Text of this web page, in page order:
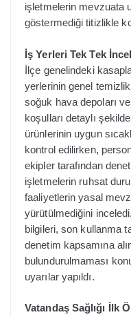
işletmelerin mevzuata
göstermediği titizlikle
İş Yerleri Tek Tek
İlçe genelindeki
yerlerinin genel
soğuk hava depoları
koşulları detaylı
ürünlerinin uygun
kontrol edilirken,
ekipler tarafından
işletmelerin ruhsat
faaliyetlerin yasal
yürütülmediğini
bilgileri, son kullanma
denetim kapsamına
bulundurulmaması
uyarılar yapıldı.
Vatandaş Sağlığı İlk